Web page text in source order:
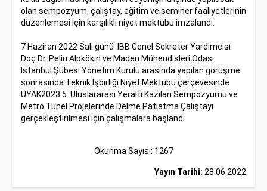
olan sempozyum, çalıştay, eğitim ve seminer faaliyetlerinin
düzenlemesi için karşılıklı niyet mektubu imzalandı.
7 Haziran 2022 Salı günü İBB Genel Sekreter Yardımcısı
Doç.Dr. Pelin Alpkökin ve Maden Mühendisleri Odası
İstanbul Şubesi Yönetim Kurulu arasında yapılan görüşme
sonrasında Teknik İşbirliği Niyet Mektubu çerçevesinde
UYAK2023 5. Uluslararası Yeraltı Kazıları Sempozyumu ve
Metro Tünel Projelerinde Delme Patlatma Çalıştayı
gerçekleştirilmesi için çalışmalara başlandı.
Okunma Sayısı: 1267
Yayın Tarihi: 28.06.2022